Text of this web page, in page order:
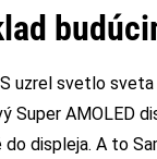
uzrel svetlo
Super AMOLED
do displeja. A to